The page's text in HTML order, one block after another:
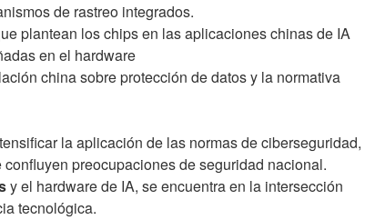
de rastreo integrados.
plantean los chips en las aplicaciones chinas de IA
en el hardware
china sobre protección de datos y la normativa
la aplicación de las normas de ciberseguridad,
preocupaciones de seguridad nacional.
y el hardware de IA, se encuentra en la intersección
tecnológica.